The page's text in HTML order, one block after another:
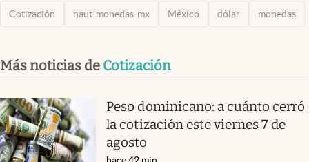
Cotización naut-monedas-mx México dólar monedas
Más noticias de Cotización
Peso dominicano: a cuánto cerró
la cotización este viernes 7 de
agosto